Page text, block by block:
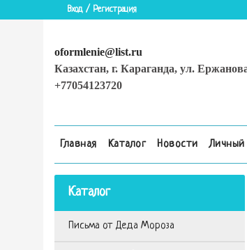
Вход / Регистрация
oformlenie@list.ru
Казахстан, г. Караганда, ул.
+77054123720
Главная Каталог Новости Личный
Каталог
Письма от Деда Мороза